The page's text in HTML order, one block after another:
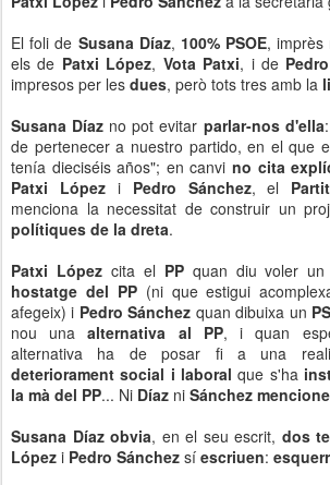
El foli de Susana Díaz, 100% PSOE, imprès
els de Patxi López, Vota Patxi, i de
impresos per les dues, però tots tres amb la
Susana Díaz no pot evitar parlar-nos d'ella
de pertenecer a nuestro partido, en el que
tenía dieciséis años"; en canvi no cita
Patxi Lópezi Pedro Sánchez, el
menciona la necessitat de construir un
polítiques de la dreta.
Patxi Lópezcita el PPquan diu voler
hostatge del PP(ni que estigui
afegeix) i Pedro Sánchez quan dibuixa un
nou unaalternativa al PP, i quan
alternativa ha de posar fi a una
deteriorament social i laboralque s'ha
la mà del PP... Ni Díaz ni Sánchez
Susana Díaz obvia, en el seu escrit, dos
López i Pedro Sánchez sí escriuen: